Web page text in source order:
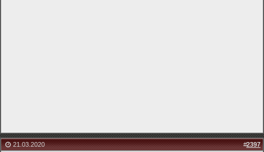
21.03.2020 #2397